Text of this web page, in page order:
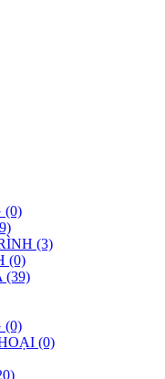
(0)
(3)
(0)
(39)
(0)
(0)